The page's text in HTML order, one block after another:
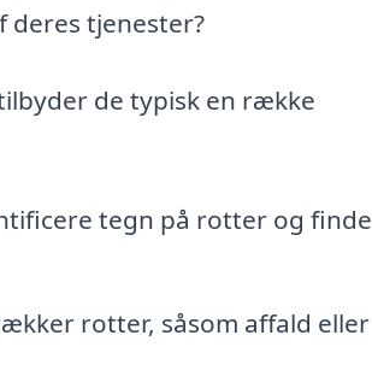
tjenester?
de typisk en række
tegn på rotter og finde
rotter, såsom affald eller